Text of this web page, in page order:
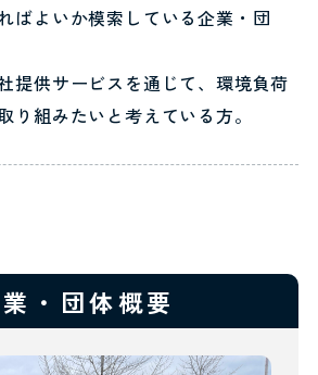
ばよいか模索している企業・団
提供サービスを通じて、環境負荷
り組みたいと考えている方。
・団体概要